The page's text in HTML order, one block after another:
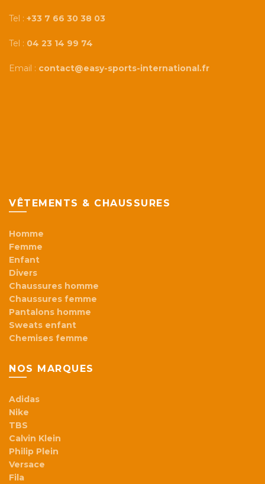
Tel : +33 7 66 30 38 03
Tel : 04 23 14 99 74
Email : contact@easy-sports-international.fr
VÊTEMENTS & CHAUSSURES
Homme
Femme
Enfant
Divers
Chaussures homme
Chaussures femme
Pantalons homme
Sweats enfant
Chemises femme
NOS MARQUES
Adidas
Nike
TBS
Calvin Klein
Philip Plein
Versace
Fila